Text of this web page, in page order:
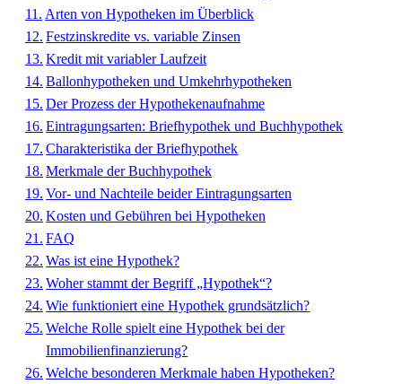
Arten von Hypotheken im Überblick
Festzinskredite vs. variable Zinsen
Kredit mit variabler Laufzeit
Ballonhypotheken und Umkehrhypotheken
Der Prozess der Hypothekenaufnahme
Eintragungsarten: Briefhypothek und Buchhypothek
Charakteristika der Briefhypothek
Merkmale der Buchhypothek
Vor- und Nachteile beider Eintragungsarten
Kosten und Gebühren bei Hypotheken
FAQ
Was ist eine Hypothek?
Woher stammt der Begriff „Hypothek“?
Wie funktioniert eine Hypothek grundsätzlich?
Welche Rolle spielt eine Hypothek bei der
Immobilienfinanzierung?
Welche besonderen Merkmale haben Hypotheken?